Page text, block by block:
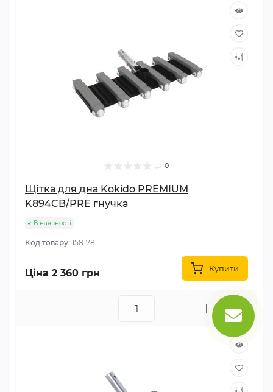
0
Щітка для дна Kokido PREMIUM
K894CB/PRE гнучка
В наявності
Код товару: 158178
Ціна 2 360 грн Купити